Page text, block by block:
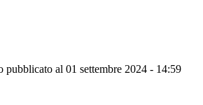
pubblicato al 01 settembre 2024 - 14:59